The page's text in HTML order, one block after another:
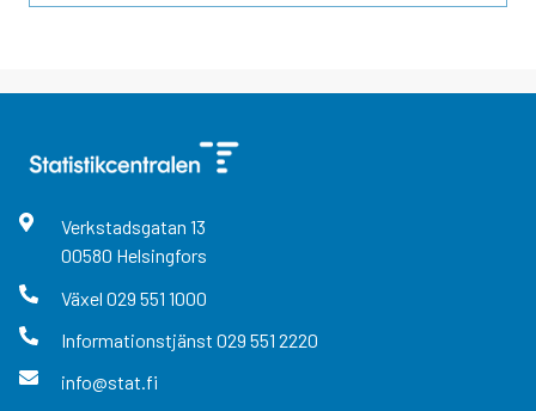
Verkstadsgatan 13
00580 Helsingfors
Växel 029 551 1000
Informationstjänst 029 551 2220
info@stat.fi